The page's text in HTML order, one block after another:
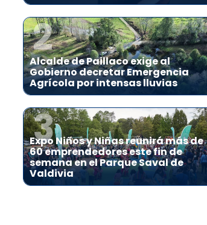
2
Alcalde de Paillaco exige al
Gobierno decretar Emergencia
Agrícola por intensas lluvias
3
Expo Niños y Niñas reunirá más de
60 emprendedores este fin de
semana en el Parque Saval de
Valdivia